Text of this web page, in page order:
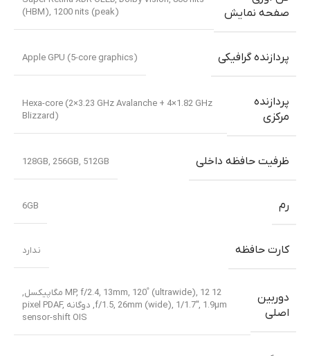
صفحه نمایش
(HBM), 1200 nits (peak)
پردازنده گرافیکی Apple GPU (5-core graphics)
پردازنده
مرکزی
Hexa-core (2×3.23 GHz Avalanche + 4×1.82 GHz
Blizzard)
ظرفیت حافظه داخلی 128GB, 256GB, 512GB
رم 6GB
کارت حافظه ندارد
دوربین
اصلی
12 MP, f/2.4, 13mm, 120˚ (ultrawide)
,
12 مگاپیکسل,
f/1.5, 26mm (wide), 1/1.7″, 1.9µm, دوگانه pixel PDAF,
sensor-shift OIS